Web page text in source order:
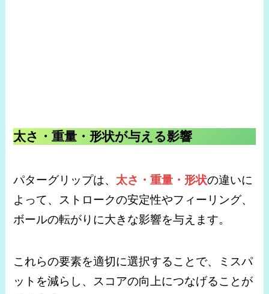
太さ・重量・形状が与える影響
パターグリップは、 太さ・重量・形状の違いに
よって、ストロークの安定性やフィーリング、
ボールの転がりに大きな影響を与えます。
これらの要素を適切に選択することで、ミスパ
ットを減らし、スコアの向上につなげることが